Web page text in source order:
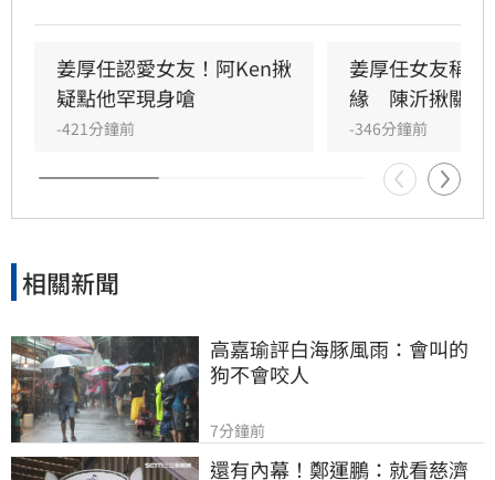
活瞬間變成外界口中的「偵探片」，姜厚任展現
霸氣，公開力挺女友，強調無論對方過去如何，
他都深信童芯的人品，並表示自己不會受流言蜚
姜厚任認愛女友！阿Ken揪
疑點他罕現身嗆
-421分鐘前
姜厚任女友稱
緣　陳沂揪關鍵
-346分鐘前
相關新聞
高嘉瑜評白海豚風雨：會叫的
狗不會咬人
7分鐘前
還有內幕！鄭運鵬：就看慈濟